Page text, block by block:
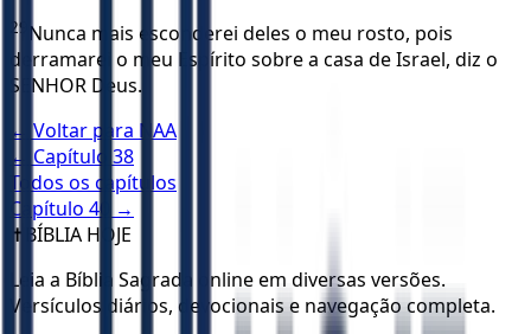
29 Nunca mais esconderei deles o meu rosto, pois
derramarei o meu Espírito sobre a casa de Israel, diz o
SENHOR Deus.
← Voltar para NAA
← Capítulo 38
Todos os capítulos
Capítulo 40
→
✝️ BÍBLIA HOJE
Leia a Bíblia Sagrada online em diversas versões.
Versículos diários, devocionais e navegação completa.